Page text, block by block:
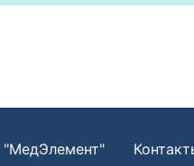
"МедЭлемент"